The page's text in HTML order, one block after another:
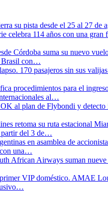
su pista desde el 25 al 27 de
celebra 114 años con una gran
Córdoba suma su nuevo
Brasil con…
170 pasajeros sin sus
procedimientos para el
al…
al plan de Flybondi y detecto
retoma su ruta estacional
del 3 de…
en asamblea de
una…
African Airways suman nueve
VIP doméstico. AMAE